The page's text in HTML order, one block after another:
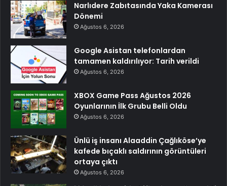
Narlıdere Zabıtasında Yaka Kamerası
Dönemi
Ağustos 6, 2026
Google Asistan telefonlardan
tamamen kaldırılıyor: Tarih verildi
Ağustos 6, 2026
XBOX Game Pass Ağustos 2026
Oyunlarının İlk Grubu Belli Oldu
Ağustos 6, 2026
Ünlü iş insanı Alaaddin Çağlıköse’ye
kafede bıçaklı saldırının görüntüleri
ortaya çıktı
Ağustos 6, 2026